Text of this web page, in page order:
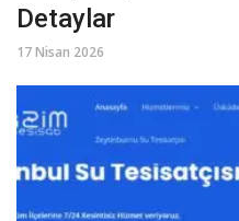
Detaylar
17 Nisan 2026